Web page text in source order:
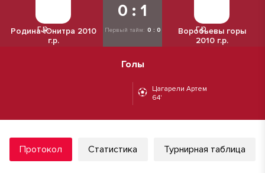
Родина-Юнитра 2010
г.р.
0 : 1
Первый тайм: 0 : 0
Воробьевы горы
2010 г.р.
Голы
Цагарели Артем
64'
Протокол Статистика Турнирная таблица